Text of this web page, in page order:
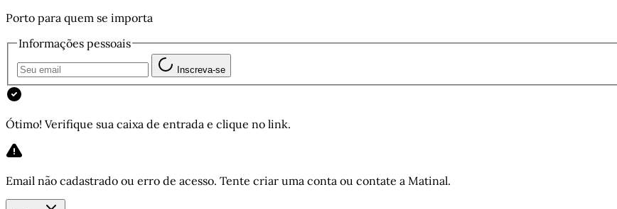
Porto para quem se importa
Informações pessoais
Inscreva-se
Ótimo! Verifique sua caixa de entrada e clique no link.
Email não cadastrado ou erro de acesso. Tente criar uma conta ou contate a Matinal.